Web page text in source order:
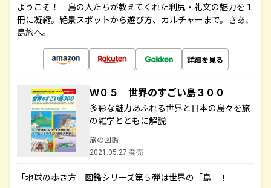
ようこそ！ 島の人たちが教えてくれた利尻・礼文の魅力を１
冊に凝縮。絶景スポットから遊び方、カルチャーまで。さあ、
島旅へ。
詳細を見る
Ｗ０５ 世界のすごい島３００
多彩な魅力あふれる世界と日本の島々を旅
の雑学とともに解説
旅の図鑑
2021.05.27 発売
「地球の歩き方」図鑑シリーズ第５弾は世界の「島」！